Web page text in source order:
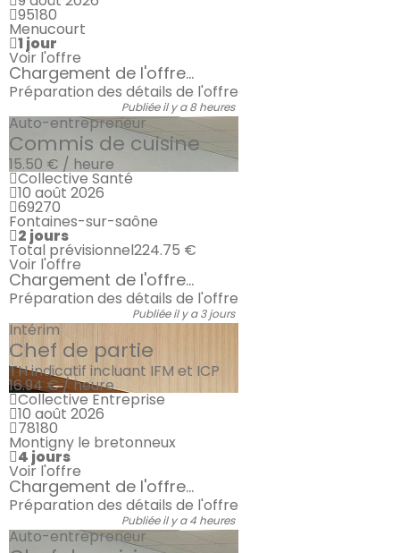
95180
Menucourt
1 jour
Voir l'offre
Chargement de l'offre...
Préparation des détails de l'offre
Publiée il y a 8 heures
Auto-entrepreneur
Commis de cuisine
15.50 € / heure
Collective Santé
10 août 2026
69270
Fontaines-sur-saône
2 jours
Total prévisionnel224.75 €
Voir l'offre
Chargement de l'offre...
Préparation des détails de l'offre
Publiée il y a 3 jours
Intérim
Chef de partie
TH indicatif incluant IFM et ICP
16.94 € / heure
Collective Entreprise
10 août 2026
78180
Montigny le bretonneux
4 jours
Voir l'offre
Chargement de l'offre...
Préparation des détails de l'offre
Publiée il y a 4 heures
Auto-entrepreneur